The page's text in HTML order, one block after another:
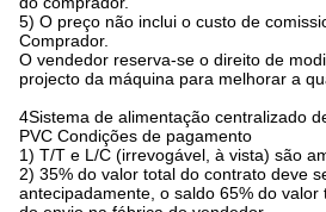
5) O preço não inclui o custo de
Comprador.
O vendedor reserva-se o direito de
projecto da máquina para melhorar a
4Sistema de alimentação centralizado
PVC Condições de pagamento
1) T/T e L/C (irrevogável, à vista) são
2) 35% do valor total do contrato deve
antecipadamente, o saldo 65% do